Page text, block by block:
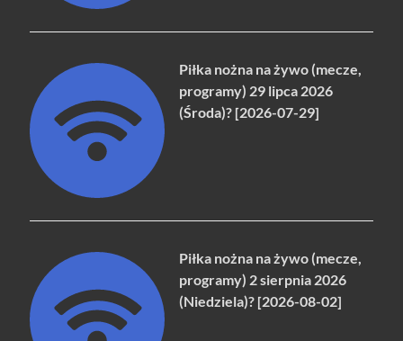
Piłka nożna na żywo (mecze,
programy) 29 lipca 2026
(Środa)? [2026-07-29]
Piłka nożna na żywo (mecze,
programy) 2 sierpnia 2026
(Niedziela)? [2026-08-02]